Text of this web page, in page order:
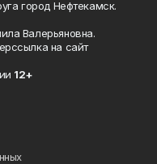
город Нефтекамск.
Валерьяновна.
на сайт
12+